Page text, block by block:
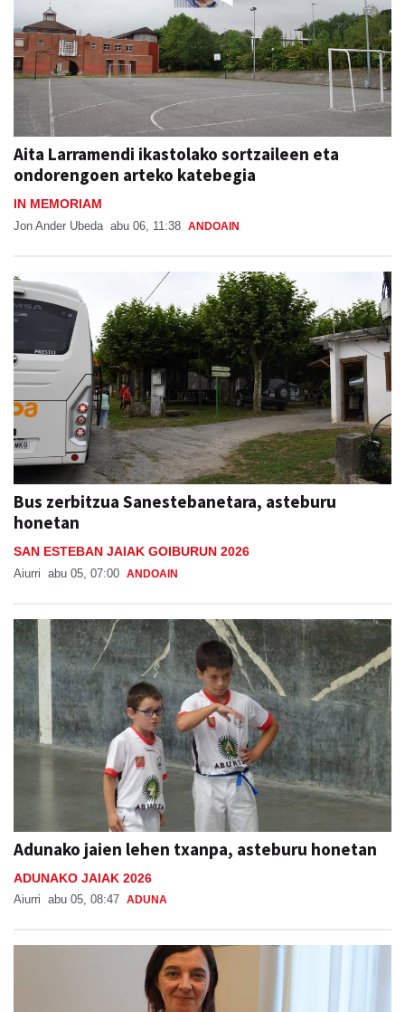
Aita Larramendi ikastolako sortzaileen eta
ondorengoen arteko katebegia
IN MEMORIAM
Jon Ander Ubeda abu 06, 11:38 ANDOAIN
Bus zerbitzua Sanestebanetara, asteburu
honetan
SAN ESTEBAN JAIAK GOIBURUN 2026
Aiurri abu 05, 07:00 ANDOAIN
Adunako jaien lehen txanpa, asteburu honetan
ADUNAKO JAIAK 2026
Aiurri abu 05, 08:47 ADUNA